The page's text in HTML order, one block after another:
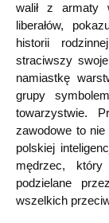
walił z armaty
liberałów,
historii
straciwszy
namiastkę
grupy
towarzystwie.
zawodowe to
polskiej
mędrzec, który
podzielane
wszelkich